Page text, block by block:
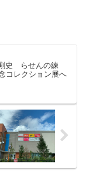
史 らせんの練
コレクション展へ